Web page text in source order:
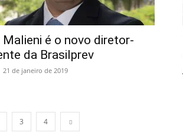
é o novo diretor-
da Brasilprev
21 de janeiro de 2019
3 4